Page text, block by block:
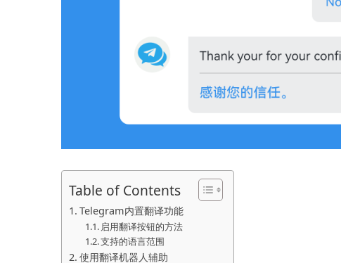
Table of Contents
Telegram内置翻译功能
启用翻译按钮的方法
支持的语言范围
使用翻译机器人辅助